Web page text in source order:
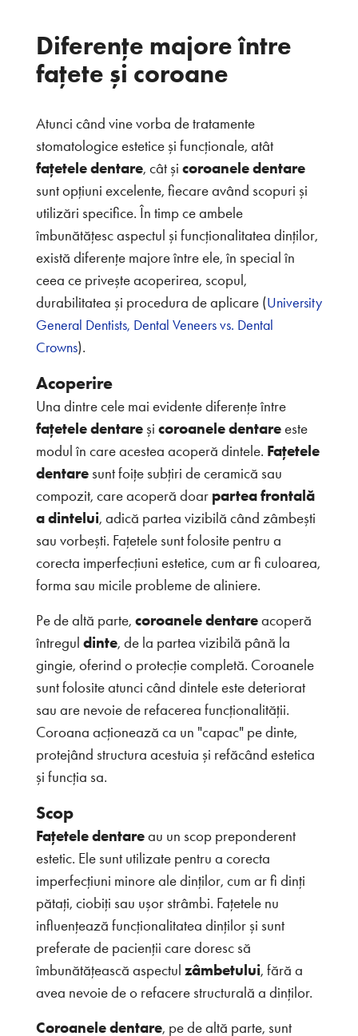
Diferențe majore între
fațete și coroane
Atunci când vine vorba de tratamente
stomatologice estetice și funcționale, atât
fațetele dentare, cât și coroanele dentare
sunt opțiuni excelente, fiecare având scopuri și
utilizări specifice. În timp ce ambele
îmbunătățesc aspectul și funcționalitatea dinților,
există diferențe majore între ele, în special în
ceea ce privește acoperirea, scopul,
durabilitatea și procedura de aplicare (University
General Dentists, Dental Veneers vs. Dental
Crowns).
Acoperire
Una dintre cele mai evidente diferențe între
fațetele dentareși coroanele dentareeste
modul în care acestea acoperă dintele. Fațetele
dentaresunt foițe subțiri de ceramică sau
compozit, care acoperă doar partea frontală
a dintelui, adică partea vizibilă când zâmbești
sau vorbești. Fațetele sunt folosite pentru a
corecta imperfecțiuni estetice, cum ar fi culoarea,
forma sau micile probleme de aliniere.
Pe de altă parte, coroanele dentareacoperă
întregul dinte, de la partea vizibilă până la
gingie, oferind o protecție completă. Coroanele
sunt folosite atunci când dintele este deteriorat
sau are nevoie de refacerea funcționalității.
Coroana acționează ca un "capac" pe dinte,
protejând structura acestuia și refăcând estetica
și funcția sa.
Scop
Fațetele dentareau un scop preponderent
estetic. Ele sunt utilizate pentru a corecta
imperfecțiuni minore ale dinților, cum ar fi dinți
pătați, ciobiți sau ușor strâmbi. Fațetele nu
influențează funcționalitatea dinților și sunt
preferate de pacienții care doresc să
îmbunătățească aspectul zâmbetului, fără a
avea nevoie de o refacere structurală a dinților.
Coroanele dentare, pe de altă parte, sunt